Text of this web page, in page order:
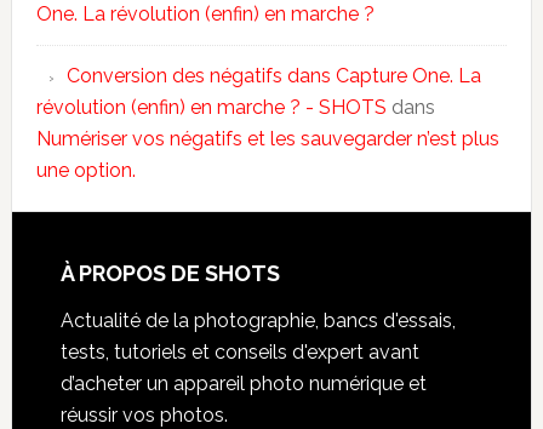
One. La révolution (enfin) en marche ?
Conversion des négatifs dans Capture One. La
révolution (enfin) en marche ? - SHOTS dans
Numériser vos négatifs et les sauvegarder n’est plus
une option.
À PROPOS DE SHOTS
Actualité de la photographie, bancs d'essais,
tests, tutoriels et conseils d'expert avant
d’acheter un appareil photo numérique et
réussir vos photos.